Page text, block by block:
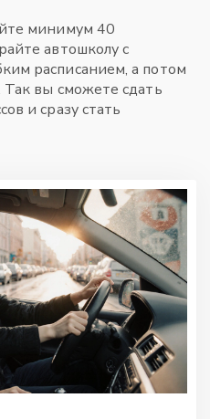
минимум 40
автошколу с
расписанием, а потом
Так вы сможете сдать
и сразу стать